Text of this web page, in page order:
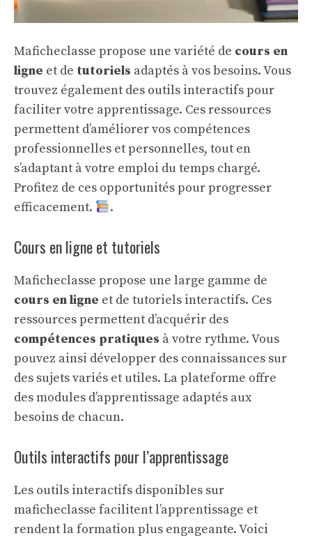
Maficheclasse propose une variété de cours en
ligne et de tutoriels adaptés à vos besoins. Vous
trouvez également des outils interactifs pour
faciliter votre apprentissage. Ces ressources
permettent d’améliorer vos compétences
professionnelles et personnelles, tout en
s’adaptant à votre emploi du temps chargé.
Profitez de ces opportunités pour progresser
efficacement.
.
Cours en ligne et tutoriels
Maficheclasse propose une large gamme de
cours en ligne et de tutoriels interactifs. Ces
ressources permettent d’acquérir des
compétences pratiques à votre rythme. Vous
pouvez ainsi développer des connaissances sur
des sujets variés et utiles. La plateforme offre
desmodules d’apprentissage adaptés aux
besoins de chacun.
Outils interactifs pour l’apprentissage
Les outils interactifs disponibles sur
maficheclasse facilitent l’apprentissage et
rendent la formation plus engageante. Voici